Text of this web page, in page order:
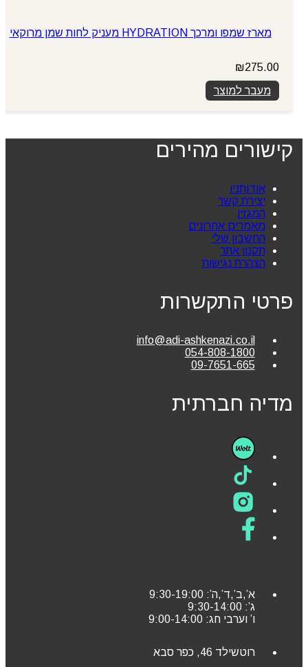
מארז שמפו ומרכך HYDRATION מעניק לחות שמן מרוקאי
₪275.00
מעבר למוצר
קישורים מהירים
אודותניו
יצירת קשר
המגזין
מאמרים אחרונים
החשבון שלי
תקנון אתר
הצהרת נגישות
פרטי התקשרות
info@adi-ashkenazi.co.il
054-808-1800
09-7651-665
מדיה חברתית
א’,ב’,ד’,ה’: 9:30-19:00
ג’: 9:30-14:00
ו’ וערבי חג: 9:00-14:00
רוטשילד 46, כפר סבא